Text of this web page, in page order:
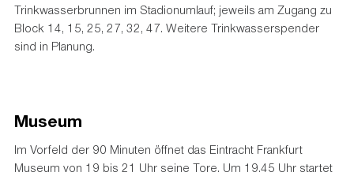
Trinkwasserbrunnen im Stadionumlauf; jeweils am Zugang zu
Block 14, 15, 25, 27, 32, 47. Weitere Trinkwasserspender
sind in Planung.
Museum
Im Vorfeld der 90 Minuten öffnet das Eintracht Frankfurt
Museum von 19 bis 21 Uhr seine Tore. Um 19.45 Uhr startet